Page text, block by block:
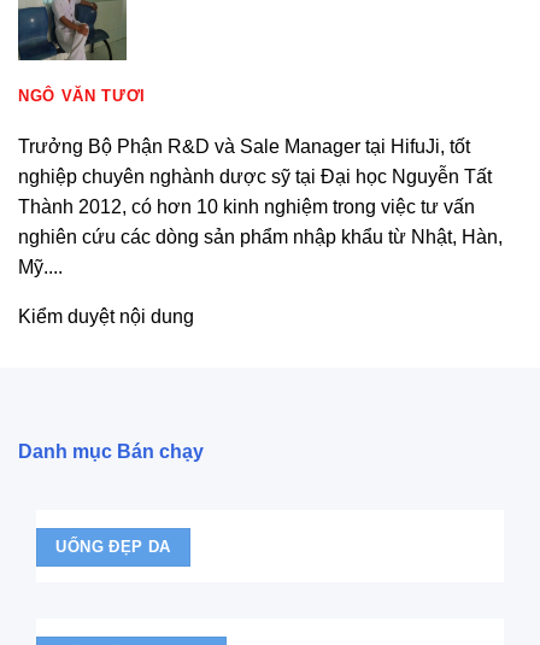
NGÔ VĂN TƯƠI
Trưởng Bộ Phận R&D và Sale Manager tại HifuJi, tốt
nghiệp chuyên nghành dược sỹ tại Đại học Nguyễn Tất
Thành 2012, có hơn 10 kinh nghiệm trong việc tư vấn
nghiên cứu các dòng sản phẩm nhập khẩu từ Nhật, Hàn,
Mỹ....
Kiểm duyệt nội dung
Danh mục Bán chạy
UỐNG ĐẸP DA